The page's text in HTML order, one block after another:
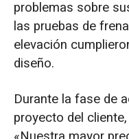
problemas sobre
las pruebas de
elevación
diseño.
Durante la fase de
proyecto del